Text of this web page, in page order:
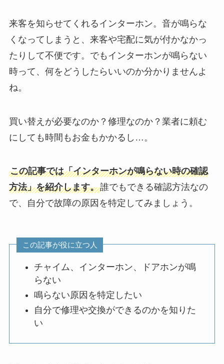
来客を知らせてくれるインターホン。音が鳴らな
くなってしまうと、来客や宅配に気が付かなかっ
たりして不便です。でもインターホンが鳴らない
時って、何をどうしたらいいのか分かりませんよ
ね。
買い替えが必要なのか？修理なのか？業者に頼む
にしても時間もお金もかかるし…。
この記事では「インターホンが鳴らない時の確認
方法」を紹介します。誰でもできる確認方法なの
で、自分で故障の原因を特定してみましょう。
この記事が役に立つ人
チャイム、インターホン、ドアホンが鳴
らない
鳴らない原因を特定したい
自分で修理や交換ができるのかを知りた
い